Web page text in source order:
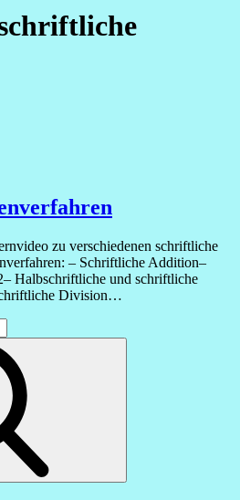
zu verschiedenen schriftliche
– Schriftliche Addition–
Halbschriftliche und schriftliche
Division…